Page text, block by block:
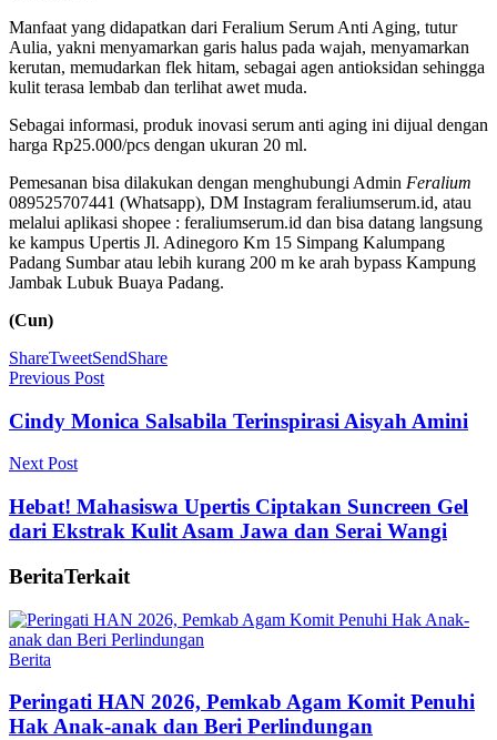
Manfaat yang didapatkan dari Feralium Serum Anti Aging, tutur
Aulia, yakni menyamarkan garis halus pada wajah, menyamarkan
kerutan, memudarkan flek hitam, sebagai agen antioksidan sehingga
kulit terasa lembab dan terlihat awet muda.
Sebagai informasi, produk inovasi serum anti aging ini dijual dengan
harga Rp25.000/pcs dengan ukuran 20 ml.
Pemesanan bisa dilakukan dengan menghubungi Admin Feralium
089525707441 (Whatsapp), DM Instagram feraliumserum.id, atau
melalui aplikasi shopee : feraliumserum.id dan bisa datang langsung
ke kampus Upertis Jl. Adinegoro Km 15 Simpang Kalumpang
Padang Sumbar atau lebih kurang 200 m ke arah bypass Kampung
Jambak Lubuk Buaya Padang.
(Cun)
ShareTweetSendShare
Previous Post
Cindy Monica Salsabila Terinspirasi Aisyah Amini
Next Post
Hebat! Mahasiswa Upertis Ciptakan Suncreen Gel
dari Ekstrak Kulit Asam Jawa dan Serai Wangi
BeritaTerkait
Berita
Peringati HAN 2026, Pemkab Agam Komit Penuhi
Hak Anak-anak dan Beri Perlindungan